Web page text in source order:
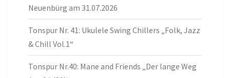
Neuenbürg am 31.07.2026
Tonspur Nr. 41: Ukulele Swing Chillers „Folk, Jazz
& Chill Vol.1“
Tonspur Nr.40: Mane and Friends „Der lange Weg